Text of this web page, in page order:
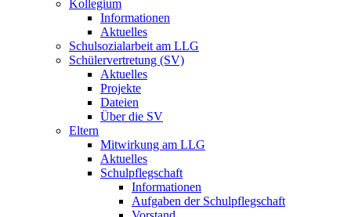
Kollegium
Informationen
Aktuelles
Schulsozialarbeit am LLG
Schülervertretung (SV)
Aktuelles
Projekte
Dateien
Über die SV
Eltern
Mitwirkung am LLG
Aktuelles
Schulpflegschaft
Informationen
Aufgaben der Schulpflegschaft